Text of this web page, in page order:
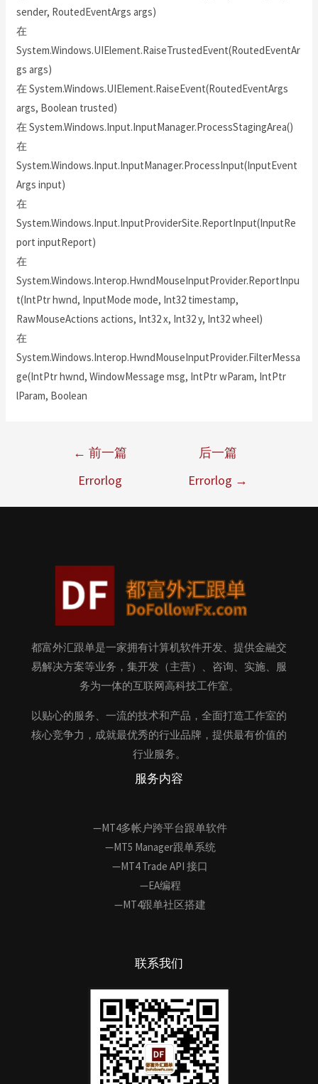
sender, RoutedEventArgs args)
在
System.Windows.UIElement.RaiseTrustedEvent(RoutedEventAr
gs args)
在 System.Windows.UIElement.RaiseEvent(RoutedEventArgs
args, Boolean trusted)
在 System.Windows.Input.InputManager.ProcessStagingArea()
在
System.Windows.Input.InputManager.ProcessInput(InputEvent
Args input)
在
System.Windows.Input.InputProviderSite.ReportInput(InputRe
port inputReport)
在
System.Windows.Interop.HwndMouseInputProvider.ReportInpu
t(IntPtr hwnd, InputMode mode, Int32 timestamp,
RawMouseActions actions, Int32 x, Int32 y, Int32 wheel)
在
System.Windows.Interop.HwndMouseInputProvider.FilterMessa
ge(IntPtr hwnd, WindowMessage msg, IntPtr wParam, IntPtr
lParam, Boolean
← 前一篇
Errorlog
后一篇
Errorlog →
都富外汇跟单是一家拥有计算机软件开发、提供金融交
易解决方案等业务，集开发（主营）、咨询、实施、服
务为一体的互联网高科技工作室。
以贴心的服务、一流的技术和产品，全面打造工作室的
核心竞争力，成就最优秀的行业品牌，提供最有价值的
行业服务。
服务内容
—MT4多帐户跨平台跟单软件
—MT5 Manager跟单系统
—MT4 Trade API 接口
—EA编程
—MT4跟单社区搭建
联系我们